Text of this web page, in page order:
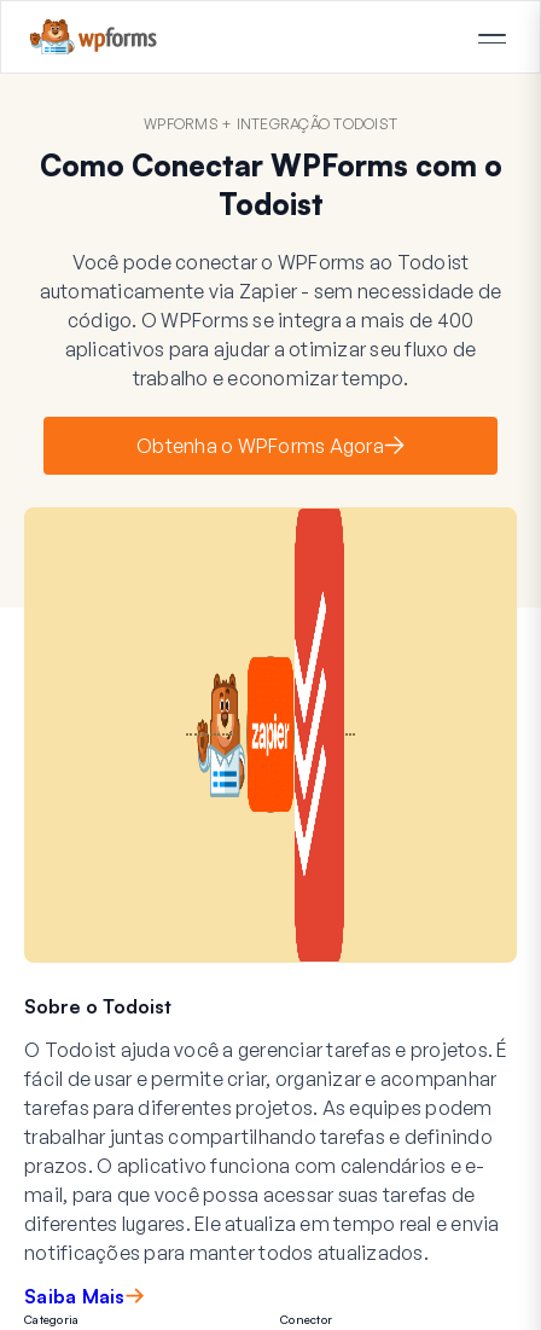
WPFORMS + INTEGRAÇÃO TODOIST
Como Conectar WPForms com o
Todoist
Você pode conectar o WPForms ao Todoist
automaticamente via Zapier - sem necessidade de
código. O WPForms se integra a mais de 400
aplicativos para ajudar a otimizar seu fluxo de
trabalho e economizar tempo.
Obtenha o WPForms Agora
Sobre o Todoist
O Todoist ajuda você a gerenciar tarefas e projetos. É
fácil de usar e permite criar, organizar e acompanhar
tarefas para diferentes projetos. As equipes podem
trabalhar juntas compartilhando tarefas e definindo
prazos. O aplicativo funciona com calendários e e-
mail, para que você possa acessar suas tarefas de
diferentes lugares. Ele atualiza em tempo real e envia
notificações para manter todos atualizados.
Saiba Mais
Categoria Conector